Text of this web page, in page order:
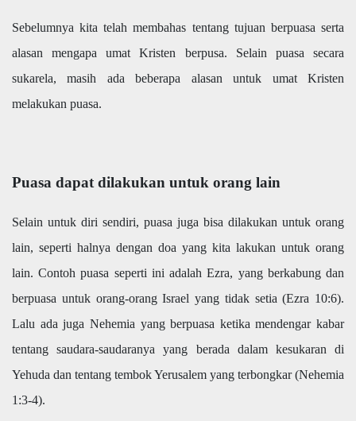
Sebelumnya kita telah membahas tentang tujuan berpuasa serta
alasan mengapa umat Kristen berpusa. Selain puasa secara
sukarela, masih ada beberapa alasan untuk umat Kristen
melakukan puasa.
Puasa dapat dilakukan untuk orang lain
Selain untuk diri sendiri, puasa juga bisa dilakukan untuk orang
lain, seperti halnya dengan doa yang kita lakukan untuk orang
lain. Contoh puasa seperti ini adalah Ezra, yang berkabung dan
berpuasa untuk orang-orang Israel yang tidak setia (Ezra 10:6).
Lalu ada juga Nehemia yang berpuasa ketika mendengar kabar
tentang saudara-saudaranya yang berada dalam kesukaran di
Yehuda dan tentang tembok Yerusalem yang terbongkar (Nehemia
1:3-4).